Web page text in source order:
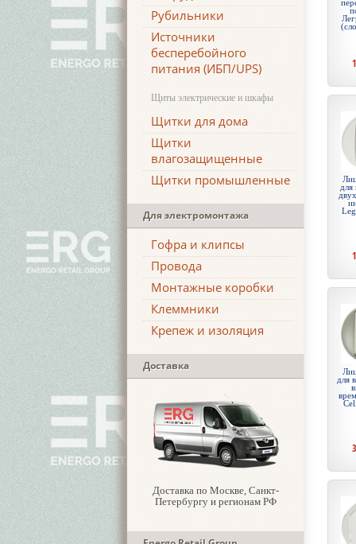
Рубильники
Источники
бесперебойного
питания (ИБП/UPS)
Щиты электрические и шкафы
Щитки для дома
Щитки
влагозащищенные
Щитки промышленные
Для электромонтажа
Гофра и клипсы
Провода
Монтажные коробки
Клеммники
Крепеж и изоляция
Доставка
Доставка по Москве, Санкт-
Петербургу и регионам РФ
для
для